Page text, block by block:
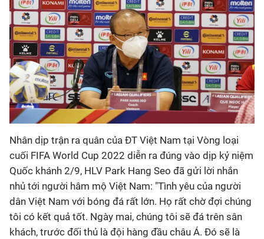
Nhân dịp trận ra quân của ĐT Việt Nam tại Vòng loại
cuối FIFA World Cup 2022 diễn ra đúng vào dịp kỷ niệm
Quốc khánh 2/9, HLV Park Hang Seo đã gửi lời nhắn
nhủ tới người hâm mộ Việt Nam: "Tình yêu của người
dân Việt Nam với bóng đá rất lớn. Họ rất chờ đợi chúng
tôi có kết quả tốt. Ngày mai, chúng tôi sẽ đá trên sân
khách, trước đối thủ là đội hàng đầu châu Á. Đó sẽ là